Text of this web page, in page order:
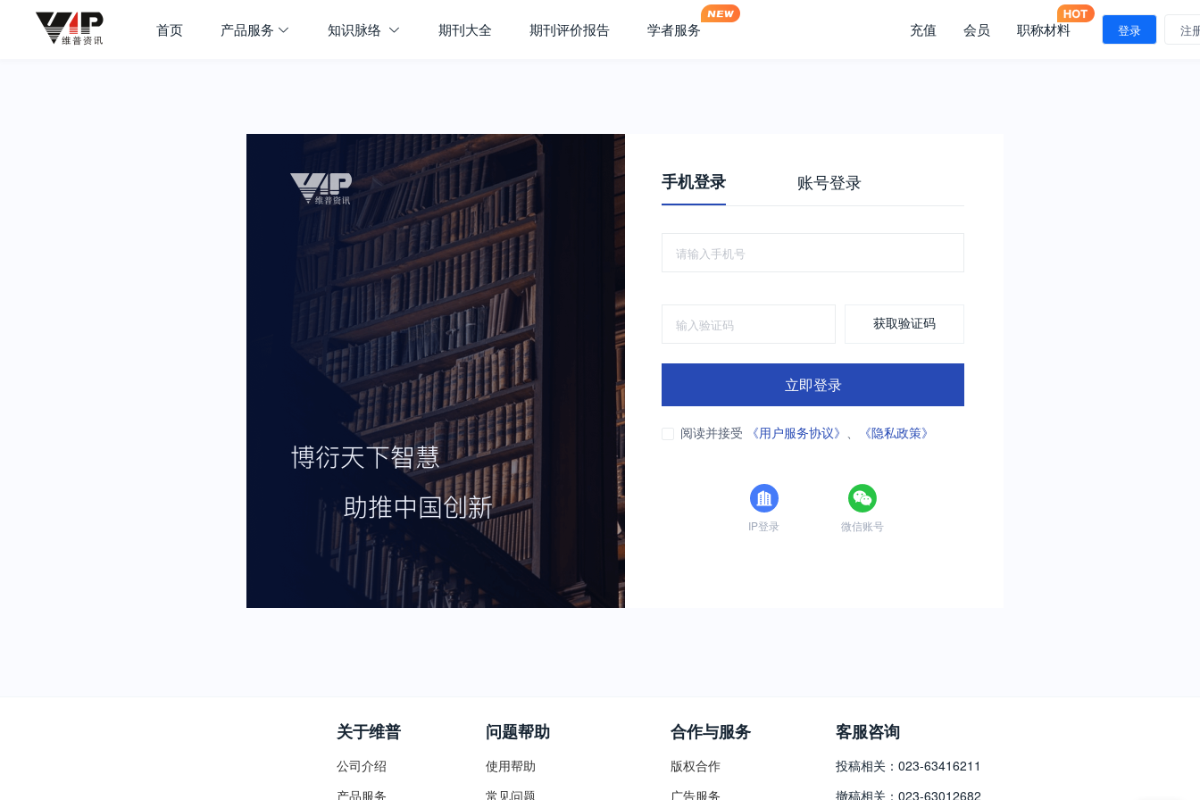
首页 产品服务 知识脉络 期刊大全 期刊评价报告 学者服务 充值 会员 职称材料 登录 注
手机登录 账号登录
获取验证码
立即登录
阅读并接受 《用户服务协议》 、 《隐私政策》
IP登录 微信账号
关于维普
公司介绍
产品服务
问题帮助
使用帮助
常见问题
合作与服务
版权合作
广告服务
客服咨询
投稿相关：023-63416211
撤稿相关：023-63012682